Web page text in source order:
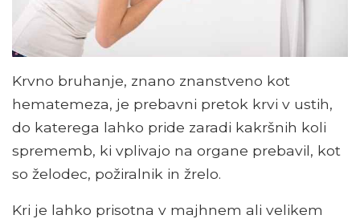
Krvno bruhanje, znano znanstveno kot
hematemeza, je prebavni pretok krvi v ustih,
do katerega lahko pride zaradi kakršnih koli
sprememb, ki vplivajo na organe prebavil, kot
so želodec, požiralnik in žrelo.
Kri je lahko prisotna v majhnem ali velikem